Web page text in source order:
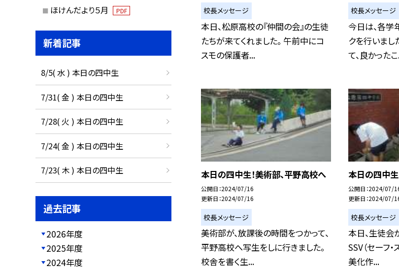
校長メッセージ
本日、松原高校の『仲間の会』の生徒
たちが来てくれました。 午前中にコ
スモの保護者...
校長メッセージ
今日は、各
クを行いまし
て、良かった
本日の四中生！美術部、平野高校へ
公開日 2024/07/16
更新日 2024/07/16
校長メッセージ
美術部が、放課後の時間をつかって、
平野高校へ写生をしに行きました。
校舎を書く生...
本日の四中
公開日 2024/07/
更新日 2024/07/
校長メッセージ
本日、生徒会
SSV（セーフ・
美化作...
ほけんだより５月 PDF
新着記事
8/5( 水 ) 本日の四中生
7/31( 金 ) 本日の四中生
7/28( 火 ) 本日の四中生
7/24( 金 ) 本日の四中生
7/23( 木 ) 本日の四中生
過去記事
2026年度
2025年度
2024年度